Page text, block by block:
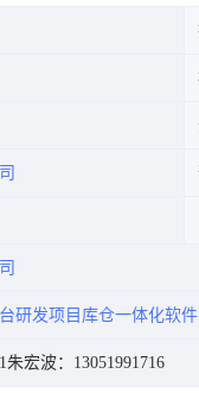
研发项目库仓一体化软件
朱宏波：13051991716